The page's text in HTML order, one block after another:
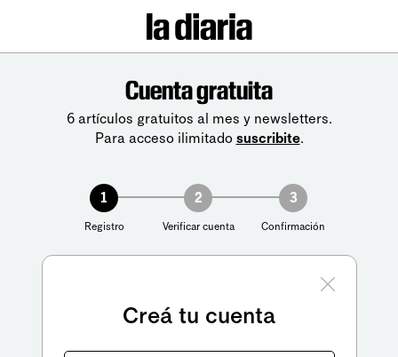
Cuenta gratuita
6 artículos gratuitos al mes y newsletters.
Para acceso ilimitado suscribite.
1
Registro
2
Verificar cuenta
3
Confirmación
Creá tu cuenta